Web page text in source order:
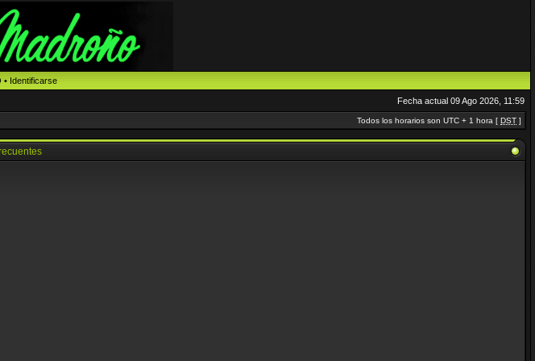
•Identificarse
Fecha actual 09 Ago 2026, 11:59
Todos los horarios son UTC + 1 hora [ DST ]